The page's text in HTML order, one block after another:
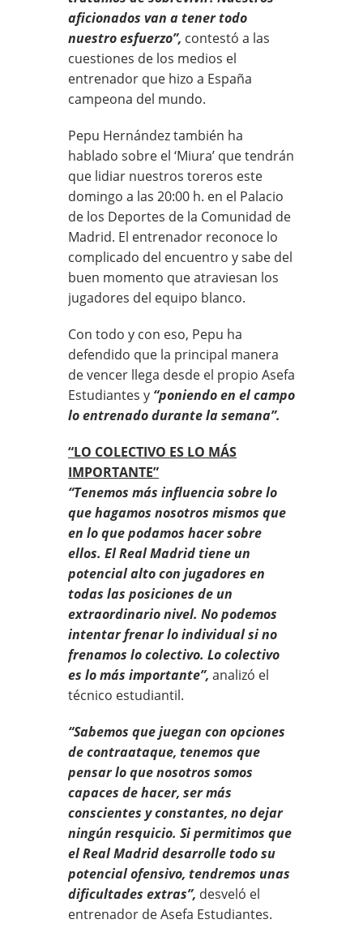
aficionados van a tener todo
nuestro esfuerzo”, contestó a las
cuestiones de los medios el
entrenador que hizo a España
campeona del mundo.
Pepu Hernández también ha
hablado sobre el ‘Miura’ que tendrán
que lidiar nuestros toreros este
domingo a las 20:00 h. en el Palacio
de los Deportes de la Comunidad de
Madrid. El entrenador reconoce lo
complicado del encuentro y sabe del
buen momento que atraviesan los
jugadores del equipo blanco.
Con todo y con eso, Pepu ha
defendido que la principal manera
de vencer llega desde el propio Asefa
Estudiantes y “poniendo en el campo
lo entrenado durante la semana”.
“LO COLECTIVO ES LO MÁS
IMPORTANTE”
“Tenemos más influencia sobre lo
que hagamos nosotros mismos que
en lo que podamos hacer sobre
ellos. El Real Madrid tiene un
potencial alto con jugadores en
todas las posiciones de un
extraordinario nivel. No podemos
intentar frenar lo individual si no
frenamos lo colectivo. Lo colectivo
es lo más importante”, analizó el
técnico estudiantil.
“Sabemos que juegan con opciones
de contraataque, tenemos que
pensar lo que nosotros somos
capaces de hacer, ser más
conscientes y constantes, no dejar
ningún resquicio. Si permitimos que
el Real Madrid desarrolle todo su
potencial ofensivo, tendremos unas
dificultades extras”, desveló el
entrenador de Asefa Estudiantes.